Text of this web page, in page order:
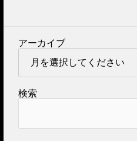
アーカイブ
検索